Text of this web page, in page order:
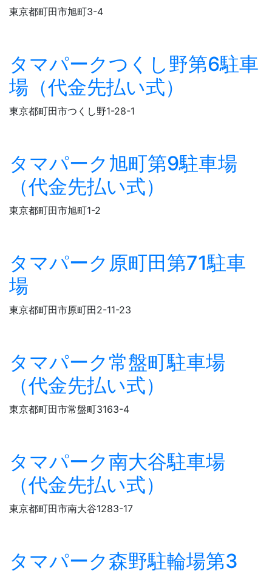
東京都町田市旭町3-4
タマパークつくし野第6駐車
場（代金先払い式）
東京都町田市つくし野1-28-1
タマパーク旭町第9駐車場
（代金先払い式）
東京都町田市旭町1-2
タマパーク原町田第71駐車
場
東京都町田市原町田2-11-23
タマパーク常盤町駐車場
（代金先払い式）
東京都町田市常盤町3163-4
タマパーク南大谷駐車場
（代金先払い式）
東京都町田市南大谷1283-17
タマパーク森野駐輪場第3